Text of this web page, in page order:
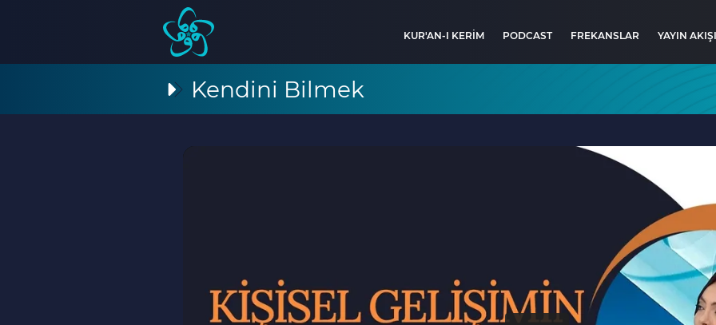
KUR'AN-I KERİM PODCAST FREKANSLAR YAYIN AKIŞI
Kendini Bilmek